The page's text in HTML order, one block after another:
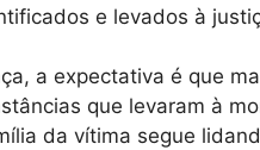
e levados à
a expectativa é que
que levaram à
da vítima segue